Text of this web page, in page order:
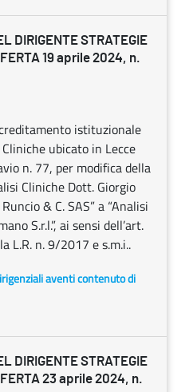
DIRIGENTE STRATEGIE
19 aprile 2024, n.
istituzionale
ubicato in Lecce
n. 77, per modifica della
Cliniche Dott. Giorgio
& C. SAS” a “Analisi
S.r.l.”, ai sensi dell’art.
L.R. n. 9/2017 e s.m.i..
aventi contenuto di
DIRIGENTE STRATEGIE
23 aprile 2024, n.